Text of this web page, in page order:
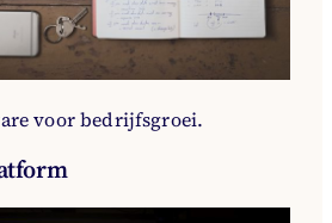
voor bedrijfsgroei.